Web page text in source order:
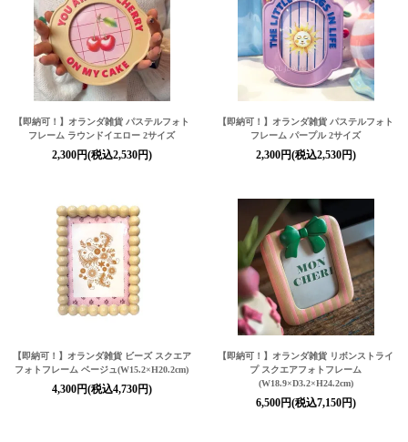
【即納可！】オランダ雑貨 パステルフォト
フレーム ラウンドイエロー 2サイズ
2,300円(税込2,530円)
【即納可！】オランダ雑貨 パステルフォト
フレーム パープル 2サイズ
2,300円(税込2,530円)
【即納可！】オランダ雑貨 ビーズ スクエア
フォトフレーム ベージュ(W15.2×H20.2cm)
4,300円(税込4,730円)
【即納可！】オランダ雑貨 リボンストライ
プ スクエアフォトフレーム
(W18.9×D3.2×H24.2cm)
6,500円(税込7,150円)